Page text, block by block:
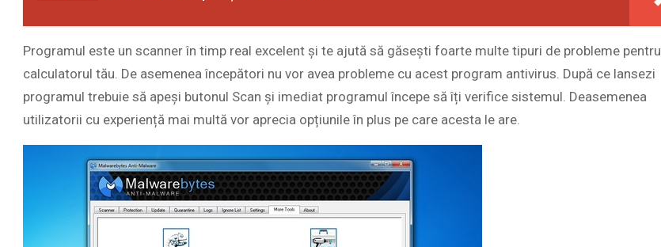
Programul este un scanner în timp real excelent și te ajută să găsești foarte multe tipuri de probleme pentru
calculatorul tău. De asemenea începători nu vor avea probleme cu acest program antivirus. După ce lansezi
programul trebuie să apeși butonul Scan și imediat programul începe să îți verifice sistemul. Deasemenea
utilizatorii cu experiență mai multă vor aprecia opțiunile în plus pe care acesta le are.